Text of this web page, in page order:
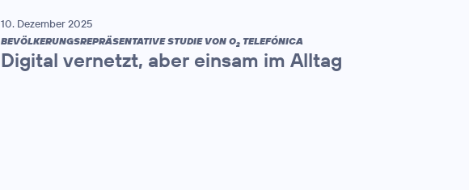
10. Dezember 2025
BEVÖLKERUNGSREPRÄSENTATIVE STUDIE VON O2 TELEFÓNICA
Digital vernetzt, aber einsam im Alltag